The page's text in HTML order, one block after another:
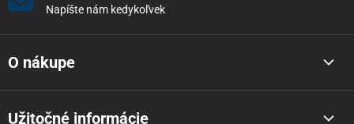
Napíšte nám kedykoľvek
O nákupe
Užitočné informácie